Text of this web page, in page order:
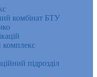
комбінат БТУ
комплекс
підрозділ